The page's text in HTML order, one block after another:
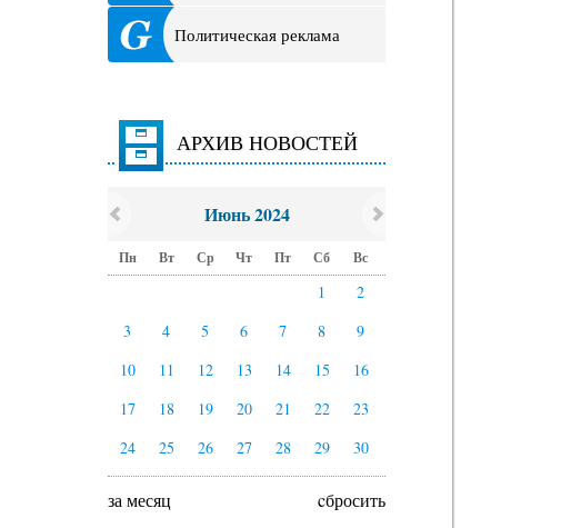
Политическая реклама
АРХИВ НОВОСТЕЙ
Июнь 2024
Пн Вт Ср Чт Пт Сб Вс
1
2
3
4 5 6 7 8
9
10
11 12 13 14 15
16
17
18 19 20 21 22
23
24
25 26 27 28 29 30
за месяц cбросить